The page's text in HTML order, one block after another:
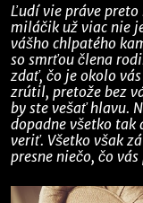
Ľudí vie práve
miláčik už viac nie
vášho chlpatého
so smrťou člena
zdať, čo je okolo
zrútil, pretože bez
by ste vešať hlavu.
dopadne všetko tak
veriť. Všetko však
presne niečo, čo